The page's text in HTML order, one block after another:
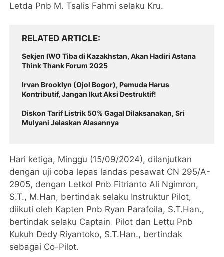
Letda Pnb M. Tsalis Fahmi selaku Kru.
RELATED ARTICLE
Sekjen IWO Tiba di Kazakhstan, Akan Hadiri Astana
Think Thank Forum 2025
Irvan Brooklyn (Ojol Bogor), Pemuda Harus
Kontributif, Jangan Ikut Aksi Destruktif!
Diskon Tarif Listrik 50% Gagal Dilaksanakan, Sri
Mulyani Jelaskan Alasannya
Hari ketiga, Minggu (15/09/2024), dilanjutkan
dengan uji coba lepas landas pesawat CN 295/A-
2905, dengan Letkol Pnb Fitrianto Ali Ngimron,
S.T., M.Han, bertindak selaku Instruktur Pilot,
diikuti oleh Kapten Pnb Ryan Parafoila, S.T.Han.,
bertindak selaku Captain Pilot dan Lettu Pnb
Kukuh Dedy Riyantoko, S.T.Han., bertindak
sebagai Co-Pilot.